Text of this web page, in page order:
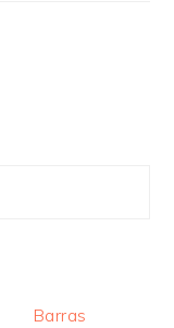
Next
Barras